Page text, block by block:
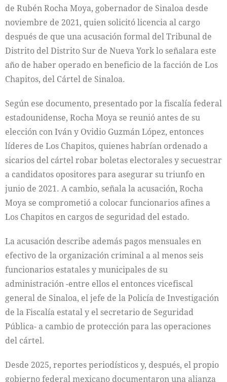
de Rubén Rocha Moya, gobernador de Sinaloa desde
noviembre de 2021, quien solicitó licencia al cargo
después de que una acusación formal del Tribunal de
Distrito del Distrito Sur de Nueva York lo señalara este
año de haber operado en beneficio de la facción de Los
Chapitos, del Cártel de Sinaloa.
Según ese documento, presentado por la fiscalía federal
estadounidense, Rocha Moya se reunió antes de su
elección con Iván y Ovidio Guzmán López, entonces
líderes de Los Chapitos, quienes habrían ordenado a
sicarios del cártel robar boletas electorales y secuestrar
a candidatos opositores para asegurar su triunfo en
junio de 2021. A cambio, señala la acusación, Rocha
Moya se comprometió a colocar funcionarios afines a
Los Chapitos en cargos de seguridad del estado.
La acusación describe además pagos mensuales en
efectivo de la organización criminal a al menos seis
funcionarios estatales y municipales de su
administración -entre ellos el entonces vicefiscal
general de Sinaloa, el jefe de la Policía de Investigación
de la Fiscalía estatal y el secretario de Seguridad
Pública- a cambio de protección para las operaciones
del cártel.
Desde 2025, reportes periodísticos y, después, el propio
gobierno federal mexicano documentaron una alianza